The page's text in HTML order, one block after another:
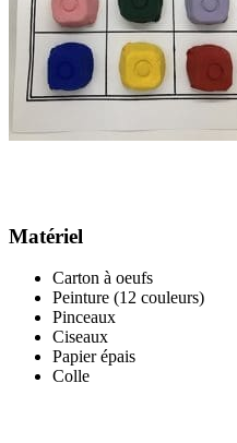
Matériel
Carton à oeufs
Peinture (12 couleurs)
Pinceaux
Ciseaux
Papier épais
Colle